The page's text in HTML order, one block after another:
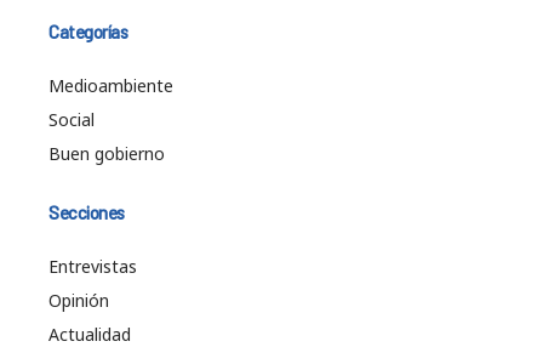
Categorías
Medioambiente
Social
Buen gobierno
Secciones
Entrevistas
Opinión
Actualidad